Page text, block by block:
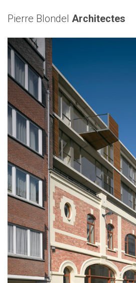
Pierre Blondel Architectes